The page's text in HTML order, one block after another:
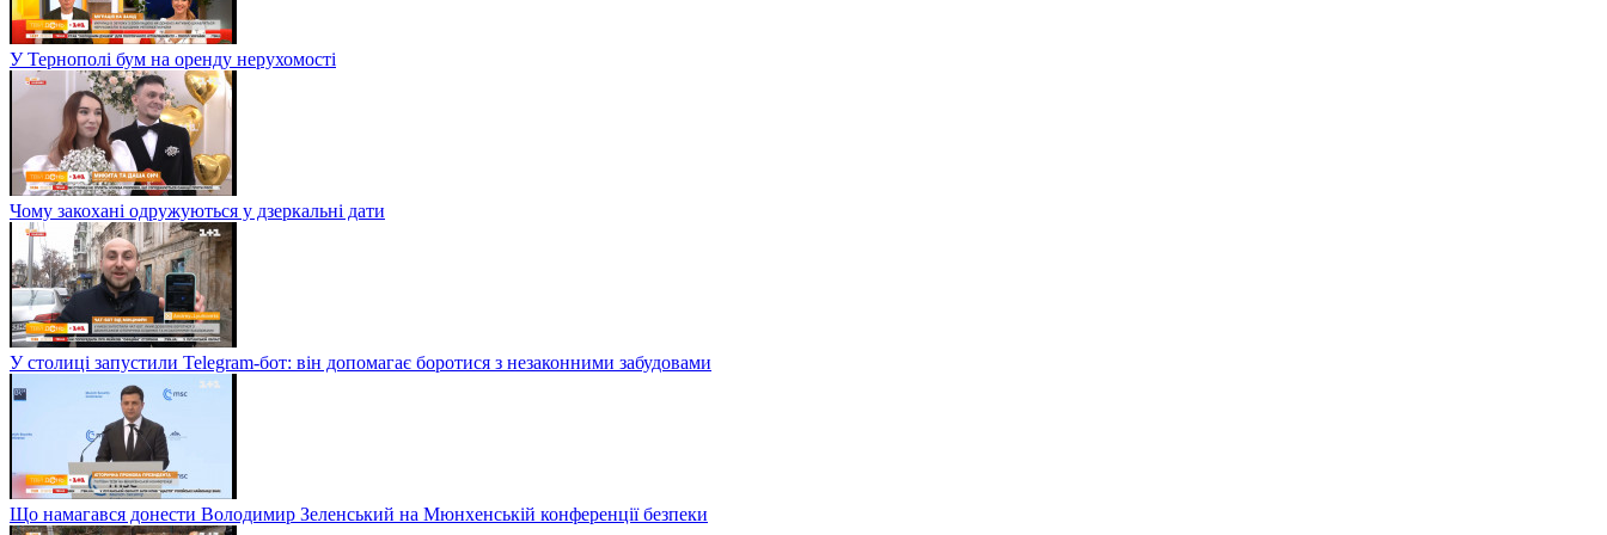
У Тернополі бум на оренду нерухомості
Чому закохані одружуються у дзеркальні дати
У столиці запустили Telegram-бот: він допомагає боротися з незаконними забудовами
Що намагався донести Володимир Зеленський на Мюнхенській конференції безпеки